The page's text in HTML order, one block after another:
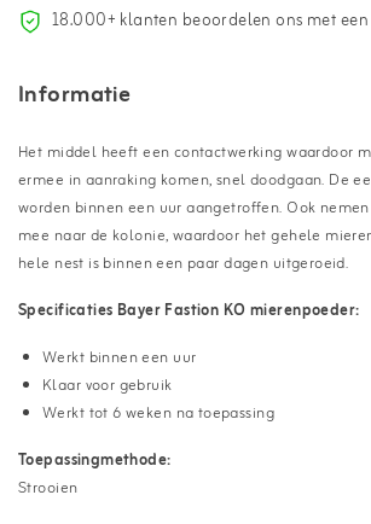
18.000+ klanten beoordelen ons met
Informatie
Het middel heeft een contactwerking waardoor
ermee in aanraking komen, snel doodgaan. De
worden binnen een uur aangetroffen. Ook
mee naar de kolonie, waardoor het gehele
hele nest is binnen een paar dagen uitgeroeid.
Specificaties Bayer Fastion KO mierenpoeder:
Werkt binnen een uur
Klaar voor gebruik
Werkt tot 6 weken na toepassing
Toepassingmethode:
Strooien